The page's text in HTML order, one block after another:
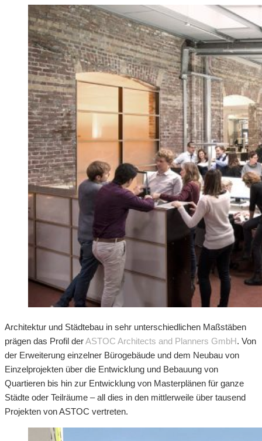
Architektur und Städtebau in sehr unterschiedlichen Maßstäben
prägen das Profil derASTOC Architects and Planners GmbH. Von
der Erweiterung einzelner Bürogebäude und dem Neubau von
Einzelprojekten über die Entwicklung und Bebauung von
Quartieren bis hin zur Entwicklung von Masterplänen für ganze
Städte oder Teilräume – all dies in den mittlerweile über tausend
Projekten von ASTOC vertreten.